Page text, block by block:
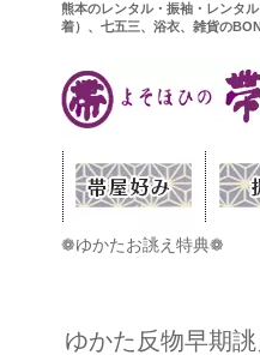
熊本のレンタル・振袖・レンタ
着）、七五三、浴衣、雑貨の
❁ゆかたお誂え特典❁
ゆかた反物早期